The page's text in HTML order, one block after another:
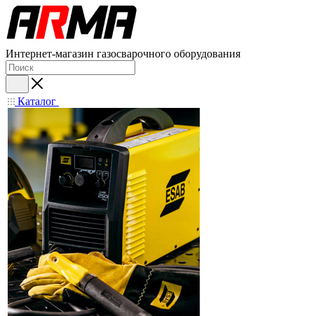
Интернет-магазин газосварочного оборудования
Каталог